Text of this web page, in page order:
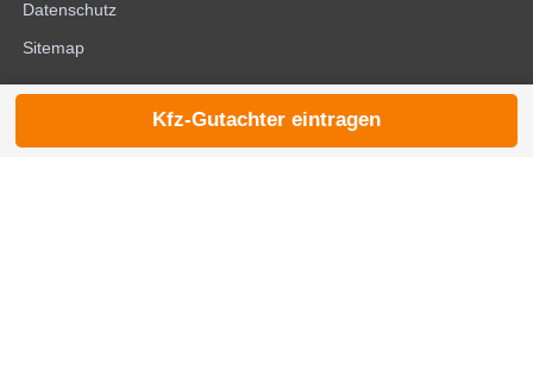
Datenschutz
Sitemap
© 2026 die-kfzgutachter.de
Kfz-Gutachter eintragen